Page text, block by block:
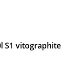
S1 vitographite